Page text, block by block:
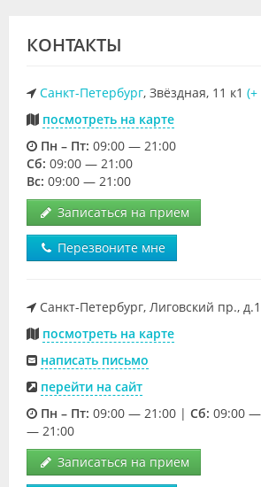
КОНТАКТЫ
Санкт-Петербург, Звёздная, 11 к1
посмотреть на карте
Пн – Пт: 09:00 — 21:00
Cб: 09:00 — 21:00
Вс: 09:00 — 21:00
Записаться на прием
Перезвоните мне
Санкт-Петербург, Лиговский пр.,
посмотреть на карте
написать письмо
перейти на сайт
Пн – Пт: 09:00 — 21:00 | Cб: 09:00
— 21:00
Записаться на прием